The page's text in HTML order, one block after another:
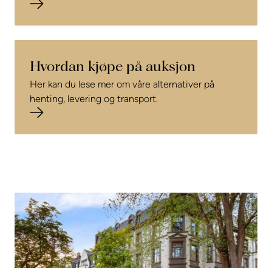
Hvordan kjøpe på auksjon
Her kan du lese mer om våre alternativer på
henting, levering og transport.